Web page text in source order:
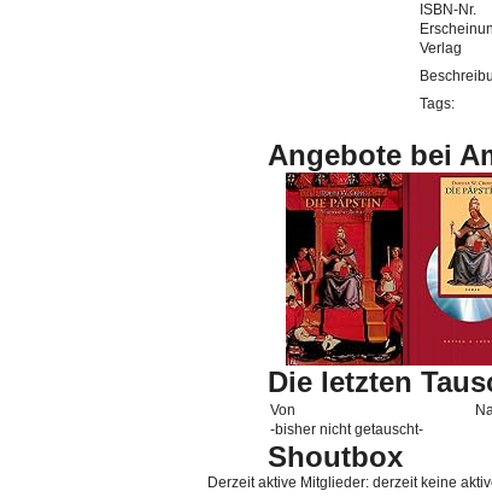
ISBN-Nr.
Verlag
Tags:
Angebote bei
Die letzten
Von
-bisher nicht getauscht-
Shoutbox
Derzeit aktive Mitglieder: derzeit keine